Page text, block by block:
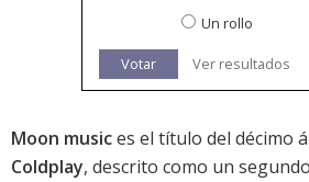
Un rollo
Votar Ver resultados
Moon musices el título del décimo
Coldplay, descrito como un